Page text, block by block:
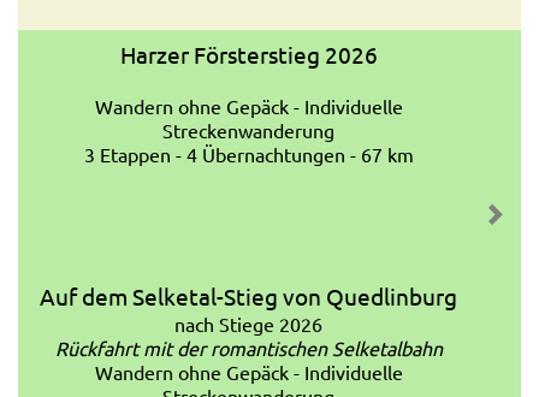
Harzer Försterstieg 2026
Wandern ohne Gepäck - Individuelle
Streckenwanderung
3 Etappen - 4 Übernachtungen - 67 km
Auf dem Selketal-Stieg von Quedlinburg
nach Stiege 2026
Rückfahrt mit der romantischen Selketalbahn
Wandern ohne Gepäck - Individuelle